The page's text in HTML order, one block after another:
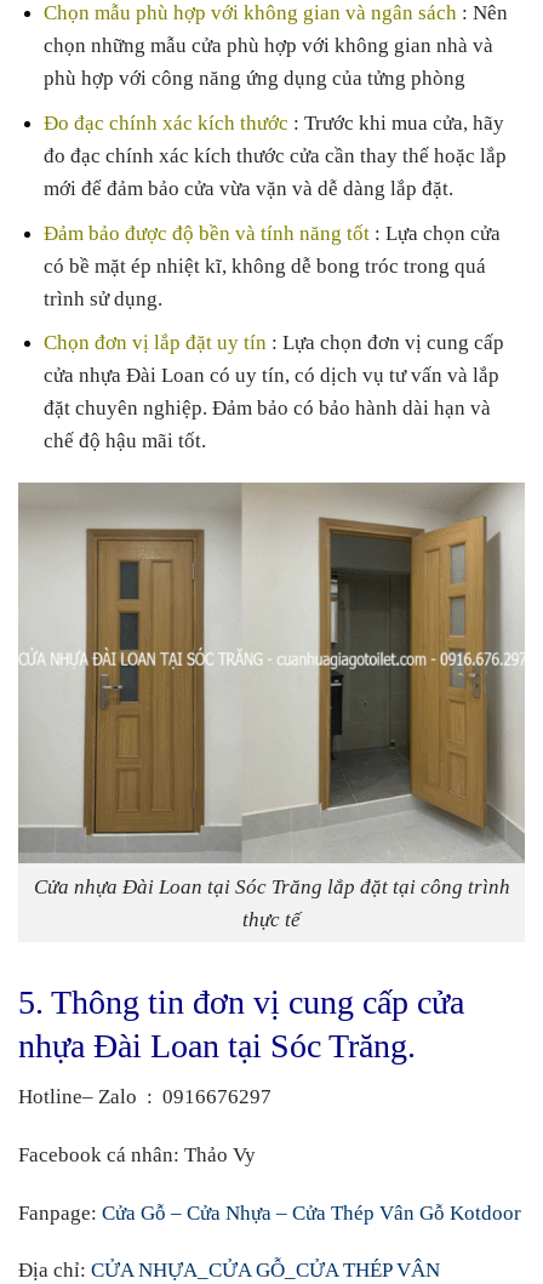
Chọn mẫu phù hợp với không gian và ngân sách: Nên
chọn những mẫu cửa phù hợp với không gian nhà và
phù hợp với công năng ứng dụng của tửng phòng
Đo đạc chính xác kích thước : Trước khi mua cửa, hãy
đo đạc chính xác kích thước cửa cần thay thế hoặc lắp
mới để đảm bảo cửa vừa vặn và dễ dàng lắp đặt.
Đảm bảo được độ bền và tính năng tốt: Lựa chọn cửa
có bề mặt ép nhiệt kĩ, không dễ bong tróc trong quá
trình sử dụng.
Chọn đơn vị lắp đặt uy tín : Lựa chọn đơn vị cung cấp
cửa nhựa Đài Loan có uy tín, có dịch vụ tư vấn và lắp
đặt chuyên nghiệp. Đảm bảo có bảo hành dài hạn và
chế độ hậu mãi tốt.
Cửa nhựa Đài Loan tại Sóc Trăng lắp đặt tại công trình
thực tế
5. Thông tin đơn vị cung cấp cửa
nhựa Đài Loan tại Sóc Trăng.
Hotline– Zalo : 0916676297
Facebook cá nhân: Thảo Vy
Fanpage: Cửa Gỗ – Cửa Nhựa – Cửa Thép Vân Gỗ Kotdoor
Địa chỉ: CỬA NHỰA_CỬA GỖ_CỬA THÉP VÂN